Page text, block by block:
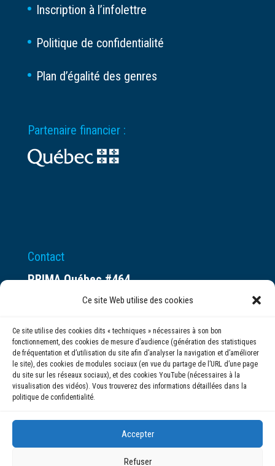
Ce site Web utilise des cookies
Ce site utilise des cookies dits « techniques » nécessaires à son bon
fonctionnement, des cookies de mesure d’audience (génération des statistiques
de fréquentation et d’utilisation du site afin d’analyser la navigation et d’améliorer
le site), des cookies de modules sociaux (en vue du partage de l’URL d’une page
du site sur les réseaux sociaux), et des cookies YouTube (nécessaires à la
visualisation des vidéos). Vous trouverez des informations détaillées dans la
politique de confidentialité.
Accepter
Refuser
Inscription à l’infolettre
Politique de confidentialité
Plan d’égalité des genres
Partenaire financier :
Contact
PRIMA Québec #464
Espace ax.c
Montréal (QC) H3C 0B4
(514) 284-0211